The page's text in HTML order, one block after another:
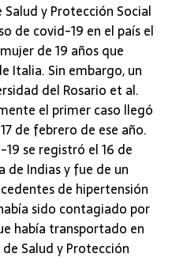
y Protección Social
de covid-19 en el país el
de 19 años que
Italia. Sin embargo, un
del Rosario et al.
el primer caso llegó
de febrero de ese año.
se registró el 16 de
de Indias y fue de un
de hipertensión
sido contagiado por
había transportado en
Salud y Protección